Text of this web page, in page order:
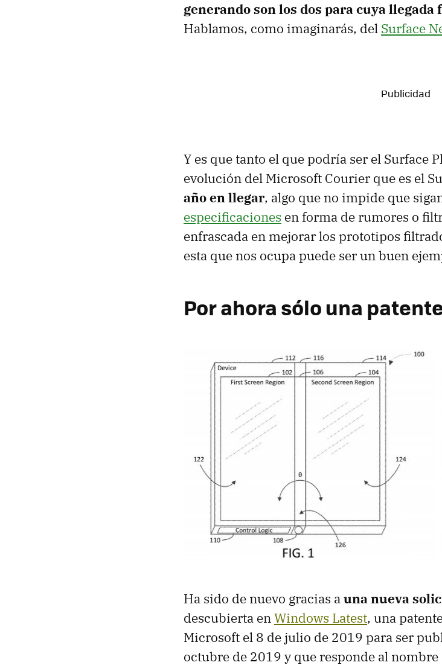
generando son los dos para cuya
Hablamos, como imaginarás, del Surface
Y es que tanto el que podría ser el Surface
evolución del Microsoft Courier que es el
año en llegar, algo que no impide que
especificaciones en forma de rumores o
enfrascada en mejorar los prototipos
esta que nos ocupa puede ser un buen
Por ahora sólo una
Ha sido de nuevo gracias auna nueva
descubierta enWindows Latest, una
Microsoft el 8 de julio de 2019 para ser
octubre de 2019 y que responde al